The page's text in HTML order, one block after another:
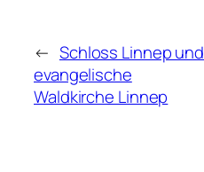
← Schloss Linnep und
evangelische
Waldkirche Linnep